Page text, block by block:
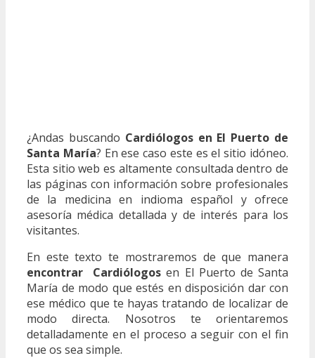
¿Andas buscando Cardiólogos en El Puerto de
Santa María? En ese caso este es el sitio idóneo.
Esta sitio web es altamente consultada dentro de
las páginas con información sobre profesionales
de la medicina en indioma español y ofrece
asesoría médica detallada y de interés para los
visitantes.
En este texto te mostraremos de que manera
encontrar Cardiólogos en El Puerto de Santa
María de modo que estés en disposición dar con
ese médico que te hayas tratando de localizar de
modo directa. Nosotros te orientaremos
detalladamente en el proceso a seguir con el fin
que os sea simple.